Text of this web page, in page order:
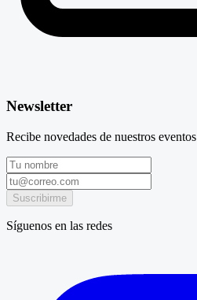
Newsletter
Recibe novedades de nuestros eventos
Suscribirme
Síguenos en las redes